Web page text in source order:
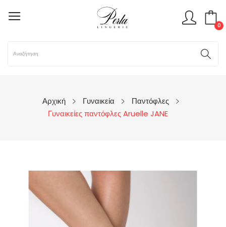
0
Αρχική Γυναικεία
Παντόφλες
Γυναικείες παντόφλες Aruelle JANE